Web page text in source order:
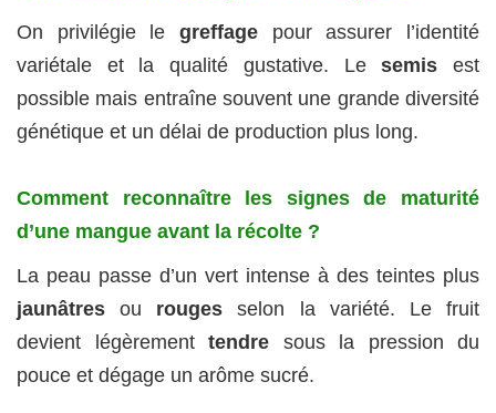
On privilégie le greffage pour assurer l’identité
variétale et la qualité gustative. Lesemis est
possible mais entraîne souvent une grande diversité
génétique et un délai de production plus long.
Comment reconnaître les signes de maturité
d’une mangue avant la récolte ?
La peau passe d’un vert intense à des teintes plus
jaunâtres ou rouges selon la variété. Le fruit
devient légèrement tendre sous la pression du
pouce et dégage un arôme sucré.